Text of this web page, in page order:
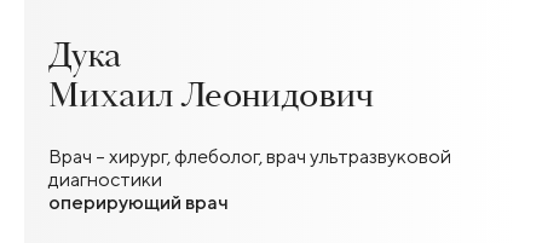
Дука
Михаил Леонидович
Врач – хирург, флеболог, врач ультразвуковой
диагностики
оперирующий врач